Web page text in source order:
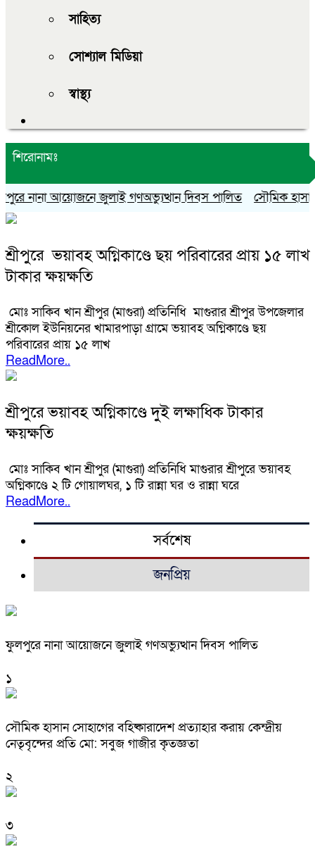
সাহিত্য
সোশ্যাল মিডিয়া
স্বাস্থ্য
শিরোনামঃ
নানা আয়োজনে জুলাই গণঅভ্যুত্থান দিবস পালিত সৌমিক হাসান
শ্রীপুরে ভয়াবহ অগ্নিকাণ্ডে ছয় পরিবারের প্রায় ১৫ লাখ
টাকার ক্ষয়ক্ষতি
মোঃ সাকিব খান শ্রীপুর (মাগুরা) প্রতিনিধি মাগুরার শ্রীপুর উপজেলার
শ্রীকোল ইউনিয়নের খামারপাড়া গ্রামে ভয়াবহ অগ্নিকাণ্ডে ছয়
পরিবারের প্রায় ১৫ লাখ
ReadMore..
শ্রীপুরে ভয়াবহ অগ্নিকাণ্ডে দুই লক্ষাধিক টাকার
ক্ষয়ক্ষতি
মোঃ সাকিব খান শ্রীপুর (মাগুরা) প্রতিনিধি মাগুরার শ্রীপুরে ভয়াবহ
অগ্নিকাণ্ডে ২ টি গোয়ালঘর, ১ টি রান্না ঘর ও রান্না ঘরে
ReadMore..
সর্বশেষ
জনপ্রিয়
ফুলপুরে নানা আয়োজনে জুলাই গণঅভ্যুত্থান দিবস পালিত
১
সৌমিক হাসান সোহাগের বহিষ্কারাদেশ প্রত্যাহার করায় কেন্দ্রীয়
নেতৃবৃন্দের প্রতি মো: সবুজ গাজীর কৃতজ্ঞতা
২
৩